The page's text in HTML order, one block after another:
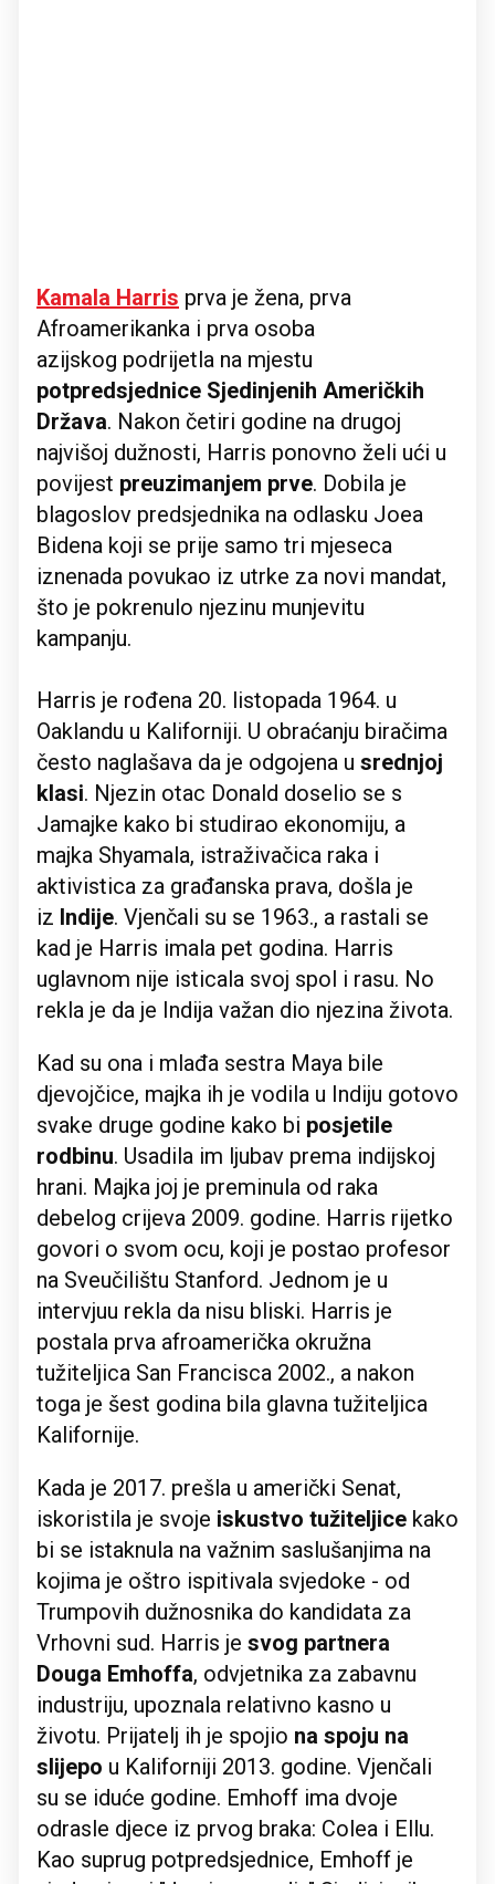
Kamala Harris prva je žena, prva
Afroamerikanka i prva osoba
azijskog podrijetla na mjestu
potpredsjednice Sjedinjenih Američkih
Država. Nakon četiri godine na drugoj
najvišoj dužnosti, Harris ponovno želi ući u
povijest preuzimanjem prve. Dobila je
blagoslov predsjednika na odlasku Joea
Bidena koji se prije samo tri mjeseca
iznenada povukao iz utrke za novi mandat,
što je pokrenulo njezinu munjevitu
kampanju.
Harris je rođena 20. listopada 1964. u
Oaklandu u Kaliforniji. U obraćanju biračima
često naglašava da je odgojena u srednjoj
klasi. Njezin otac Donald doselio se s
Jamajke kako bi studirao ekonomiju, a
majka Shyamala, istraživačica raka i
aktivistica za građanska prava, došla je
iz Indije. Vjenčali su se 1963., a rastali se
kad je Harris imala pet godina. Harris
uglavnom nije isticala svoj spol i rasu. No
rekla je da je Indija važan dio njezina života.
Kad su ona i mlađa sestra Maya bile
djevojčice, majka ih je vodila u Indiju gotovo
svake druge godine kako bi posjetile
rodbinu. Usadila im ljubav prema indijskoj
hrani. Majka joj je preminula od raka
debelog crijeva 2009. godine. Harris rijetko
govori o svom ocu, koji je postao profesor
na Sveučilištu Stanford. Jednom je u
intervjuu rekla da nisu bliski. Harris je
postala prva afroamerička okružna
tužiteljica San Francisca 2002., a nakon
toga je šest godina bila glavna tužiteljica
Kalifornije.
Kada je 2017. prešla u američki Senat,
iskoristila je svoje iskustvo tužiteljice kako
bi se istaknula na važnim saslušanjima na
kojima je oštro ispitivala svjedoke - od
Trumpovih dužnosnika do kandidata za
Vrhovni sud. Harris je svog partnera
Douga Emhoffa, odvjetnika za zabavnu
industriju, upoznala relativno kasno u
životu. Prijatelj ih je spojio na spoju na
slijepo u Kaliforniji 2013. godine. Vjenčali
su se iduće godine. Emhoff ima dvoje
odrasle djece iz prvog braka: Colea i Ellu.
Kao suprug potpredsjednice, Emhoff je